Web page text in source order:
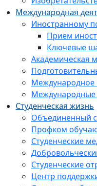
Международная
Иностранному
Прием
Ключевые
Академическая
Международное
Студенческая жизнь
Объединенный
Профком
Студенческие
Студенческие
Центр